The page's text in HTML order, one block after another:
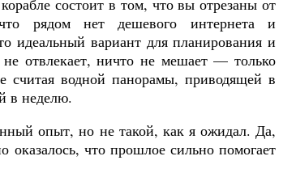
состоит в том, что вы отрезаны от
рядом нет дешевого интернета
и
идеальный вариант для планирования и
отвлекает, ничто не мешает — только
водной панорамы, приводящей в
в неделю.
опыт, но не такой, как я ожидал. Да,
что прошлое сильно помогает